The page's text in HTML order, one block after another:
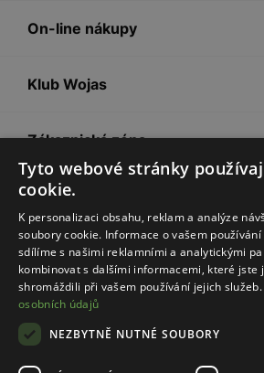
On-line nákupy
Klub Wojas
Zákaznická zóna
Společnost Wojas
Rady
Tyto webové stránky
cookie.
K personalizaci obsahu, reklam a analýze
soubory cookie. Informace o vašem
sdílíme s našimi reklamními a analytickými
kombinovat s dalšími informacemi, které jste
shromáždili při vašem používání jejich
osobních údajů
NEZBYTNĚ NUTNÉ SOUBORY